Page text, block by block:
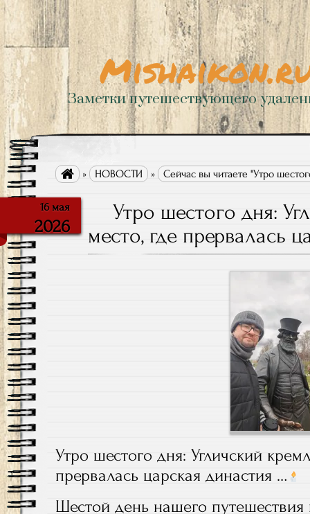
Заметки путешествующего
 » НОВОСТИ » Сейчас вы читаете "Утро
16 мая
2026
Утро шестого дня:
место, где прервалась
Утро шестого дня: Угличский
прервалась царская династия …
Шестой день нашего путешествия